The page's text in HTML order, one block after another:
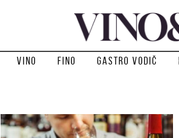
Vino Fino Gastro vodič